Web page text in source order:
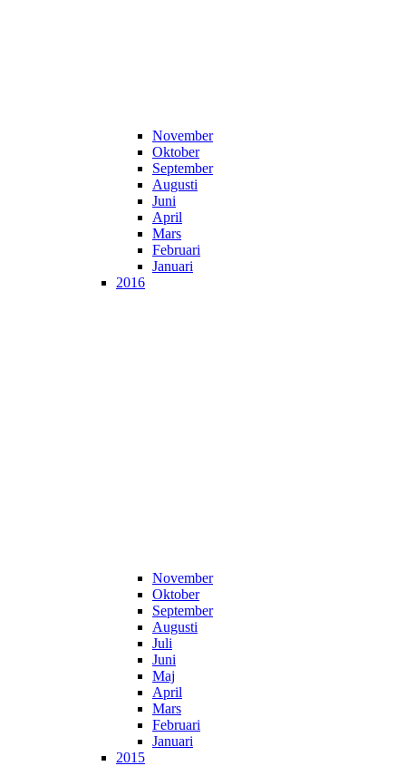
November
Oktober
September
Augusti
Juni
April
Mars
Februari
Januari
2016
November
Oktober
September
Augusti
Juli
Juni
Maj
April
Mars
Februari
Januari
2015